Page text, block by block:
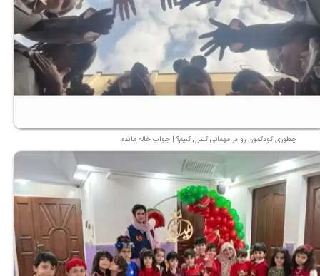
★★
چطوری کودکمون رو در مهمانی کنترل کنیم؟ | جواب خاله مائده